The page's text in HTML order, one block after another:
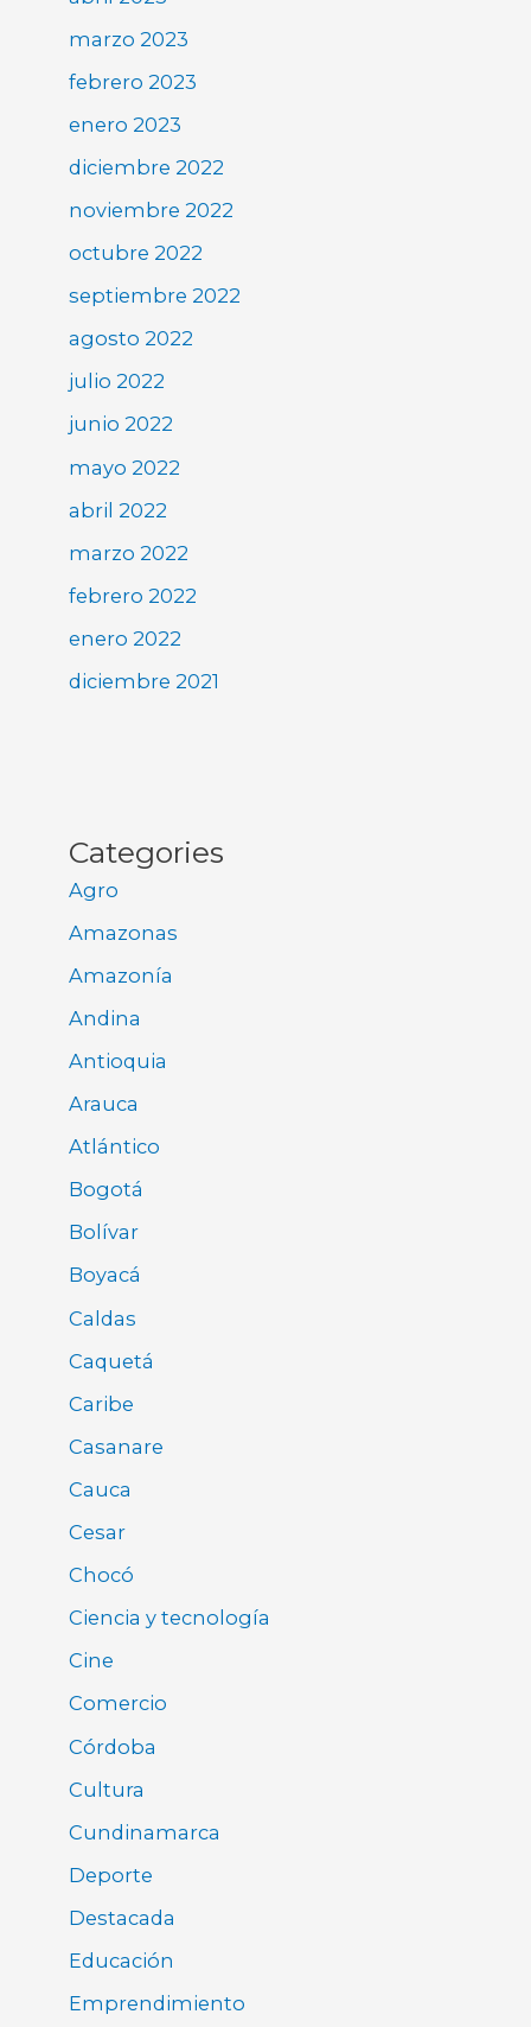
marzo 2023
febrero 2023
enero 2023
diciembre 2022
noviembre 2022
octubre 2022
septiembre 2022
agosto 2022
julio 2022
junio 2022
mayo 2022
abril 2022
marzo 2022
febrero 2022
enero 2022
diciembre 2021
Categories
Agro
Amazonas
Amazonía
Andina
Antioquia
Arauca
Atlántico
Bogotá
Bolívar
Boyacá
Caldas
Caquetá
Caribe
Casanare
Cauca
Cesar
Chocó
Ciencia y tecnología
Cine
Comercio
Córdoba
Cultura
Cundinamarca
Deporte
Destacada
Educación
Emprendimiento